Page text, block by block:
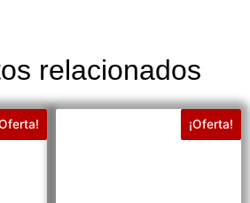
relacionados
¡Oferta!